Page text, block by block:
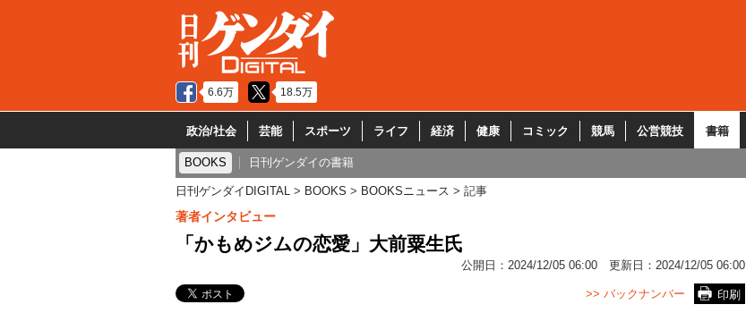
6.6万 18.5万
政治/社会 芸能 スポーツ ライフ 経済 健康 コミック 競馬 公営競技 書籍
BOOKS 日刊ゲンダイの書籍
日刊ゲンダイDIGITAL BOOKS BOOKSニュース 記事
著者インタビュー
「かもめジムの恋愛」大前粟生氏
公開日： 2024/12/05 06:00 更新日： 2024/12/05 06:00
印刷
>> バックナンバー